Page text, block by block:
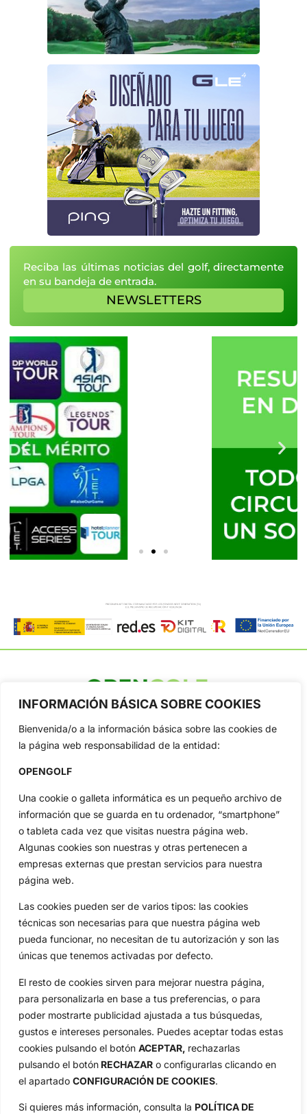
INFORMACIÓN BÁSICA SOBRE COOKIES
Bienvenida/o a la información básica sobre las cookies de
la página web responsabilidad de la entidad:
OPENGOLF
Una cookie o galleta informática es un pequeño archivo de
información que se guarda en tu ordenador, “smartphone”
o tableta cada vez que visitas nuestra página web.
Algunas cookies son nuestras y otras pertenecen a
empresas externas que prestan servicios para nuestra
página web.
Las cookies pueden ser de varios tipos: las cookies
técnicas son necesarias para que nuestra página web
pueda funcionar, no necesitan de tu autorización y son las
únicas que tenemos activadas por defecto.
El resto de cookies sirven para mejorar nuestra página,
para personalizarla en base a tus preferencias, o para
poder mostrarte publicidad ajustada a tus búsquedas,
gustos e intereses personales. Puedes aceptar todas estas
cookies pulsando el botón ACEPTAR, rechazarlas
pulsando el botón RECHAZAR o configurarlas clicando en
el apartado CONFIGURACIÓN DE COOKIES.
Si quieres más información, consulta la POLÍTICA DE
Reciba las últimas noticias del golf, directamente
en su bandeja de entrada.
NEWSLETTERS
OpenGolf ofrece toda la actualidad, información del golf
profesional y amateur, resultados en directo, vídeos, noticias,
Jon Rahm, LIV Golf, PGA Tour, Ryder Cup, DP World Tour, LPGA
Tour...
Categorias
Actualidad
Amateurs
Circuitos
Especiales
Ryder Cup
Reglas
Vídeos
De Interés
Compañía
Aviso Legal
Política de Privacidad
Política de Cookies
Publicidad
Newsletters
Copyright © 2025 OpenGolf | Diseño por TecnoQuatre